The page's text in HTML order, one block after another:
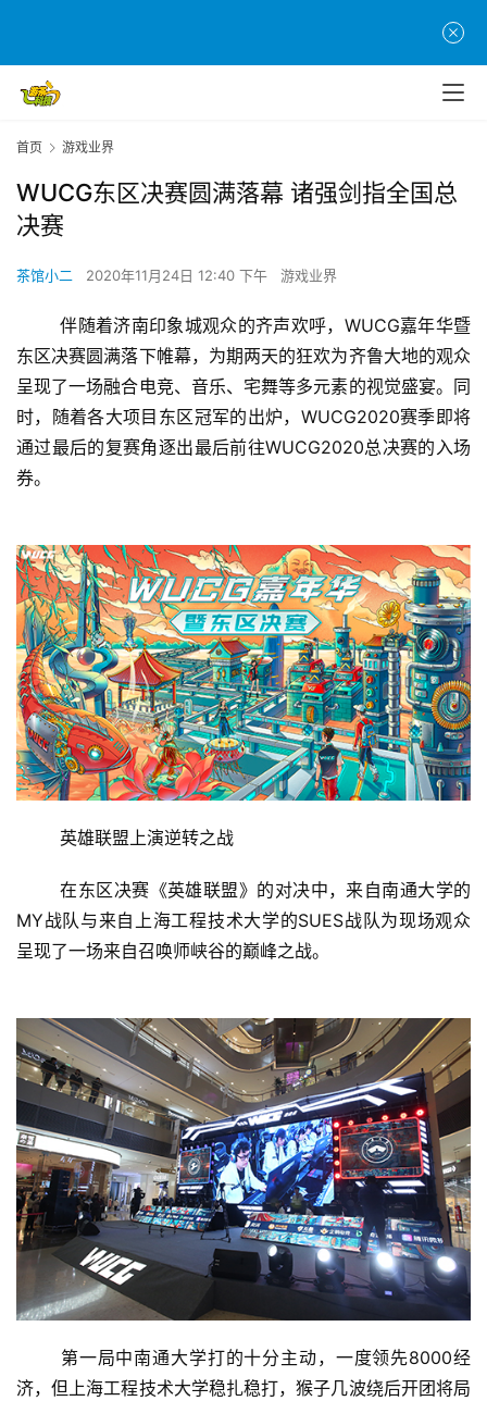
首页 游戏业界
WUCG东区决赛圆满落幕 诸强剑指全国总
决赛
茶馆小二 2020年11月24日 12:40 下午 游戏业界
	伴随着济南印象城观众的齐声欢呼，WUCG嘉年华暨
东区决赛圆满落下帷幕，为期两天的狂欢为齐鲁大地的观众
呈现了一场融合电竞、音乐、宅舞等多元素的视觉盛宴。同
时，随着各大项目东区冠军的出炉，WUCG2020赛季即将
通过最后的复赛角逐出最后前往WUCG2020总决赛的入场
券。
	英雄联盟上演逆转之战
	在东区决赛《英雄联盟》的对决中，来自南通大学的
MY战队与来自上海工程技术大学的SUES战队为现场观众
呈现了一场来自召唤师峡谷的巅峰之战。
济，但上海工程技术大学稳扎稳打，猴子几波绕后开团将局